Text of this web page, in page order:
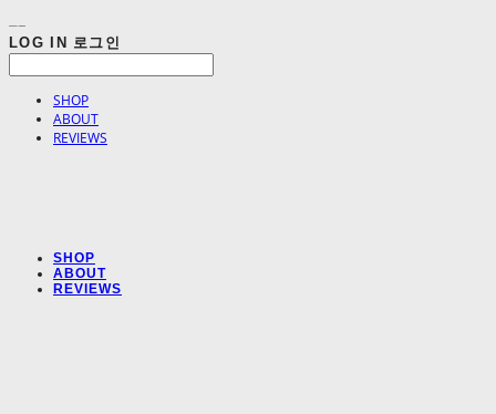
LOG IN 로그인
SHOP
ABOUT
REVIEWS
SHOP
ABOUT
REVIEWS